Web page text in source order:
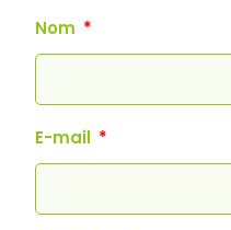
Nom
E-mail